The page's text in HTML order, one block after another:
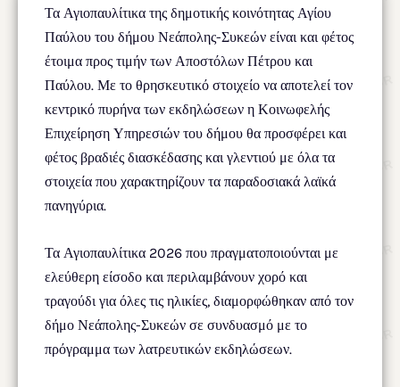
Τα Αγιοπαυλίτικα της δημοτικής κοινότητας Αγίου
Παύλου του δήμου Νεάπολης-Συκεών είναι και φέτος
έτοιμα προς τιμήν των Αποστόλων Πέτρου και
Παύλου. Με το θρησκευτικό στοιχείο να αποτελεί τον
κεντρικό πυρήνα των εκδηλώσεων η Κοινωφελής
Επιχείρηση Υπηρεσιών του δήμου θα προσφέρει και
φέτος βραδιές διασκέδασης και γλεντιού με όλα τα
στοιχεία που χαρακτηρίζουν τα παραδοσιακά λαϊκά
πανηγύρια.
Τα Αγιοπαυλίτικα 2026 που πραγματοποιούνται με
ελεύθερη είσοδο και περιλαμβάνουν χορό και
τραγούδι για όλες τις ηλικίες, διαμορφώθηκαν από τον
δήμο Νεάπολης-Συκεών σε συνδυασμό με το
πρόγραμμα των λατρευτικών εκδηλώσεων.